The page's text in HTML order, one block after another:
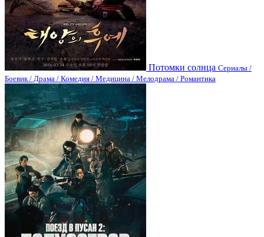
Потомки солнца Сериалы /
Боевик / Драма / Комедия / Медицина / Мелодрама / Романтика